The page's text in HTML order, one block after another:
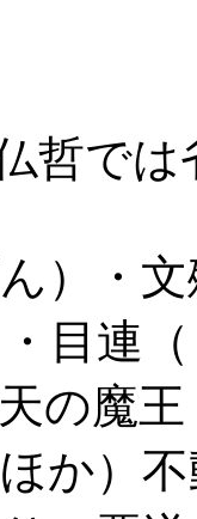
哲では
）・
・目連
の魔
か）